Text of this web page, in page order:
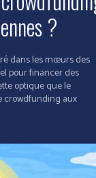
?
dans les mœurs des
pour financer des
optique que le
crowdfunding aux